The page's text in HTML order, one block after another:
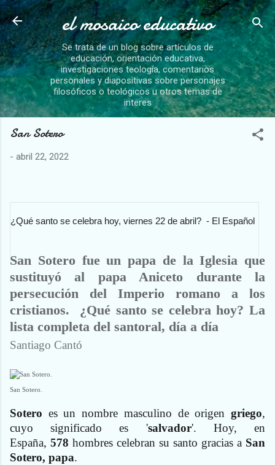
Ir al contenido principal
el mosaico educativo
Se trata de un blog sobre artículos de
educación, orientación educativa,
investigaciones teología, comentarios
personales y diapositivas sobre personajes
filosóficos o teológicos u otros temas de
interes
San Sotero
- abril 22, 2022
¿Qué santo se celebra hoy, viernes 22 de abril? - El Español
San Sotero fue un papa de la Iglesia que
sustituyó al papa Aniceto durante la
persecución del Imperio romano a los
cristianos. ¿Qué santo se celebra hoy? La
lista completa del santoral, día a día
Santiago Cantó
San Sotero.
Sotero es un nombre masculino de origengriego,
cuyo significado es 'salvador'. Hoy, en
España, 578 hombres celebran su santo gracias a San
Sotero, papa.